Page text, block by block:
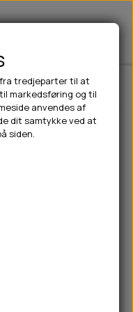
& NÆSE
Pinewood Finnveden
tredjeparter til at
markedsføring og til
anvendes af
dit samtykke ved at
siden.